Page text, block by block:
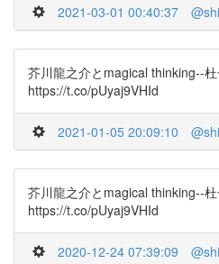
2021-03-01 00:40:37
芥川龍之介とmagical thinking--
https://t.co/pUyaj9VHId
2021-01-05 20:09:10
芥川龍之介とmagical thinking--
https://t.co/pUyaj9VHId
2020-12-24 07:39:09